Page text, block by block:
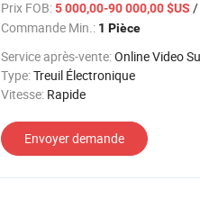
Prix FOB:5 000,00-90 000,00 $US /
Commande Min.: 1 Pièce
Service après-vente:Online Video
Type:Treuil Électronique
Vitesse: Rapide
Envoyer demande